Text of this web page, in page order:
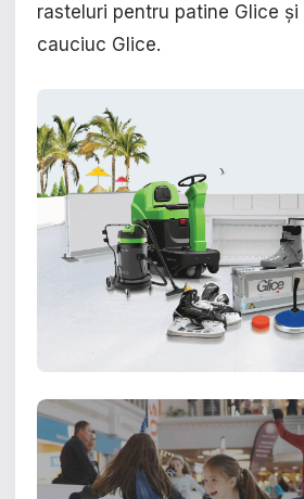
rasteluri pentru patine Glice
cauciuc Glice.